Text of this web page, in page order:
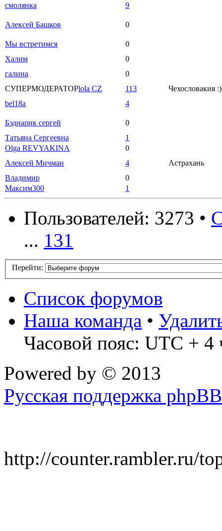
смолянка
9
Алексей Башков 0
Мы встретимся
0
Халим
0
галина
0
СУПЕРМОДЕРАТОРlola CZ 113
Чехословакия :)
bel18a
4
Бэднарик сергей
0
Татьяна Сергеевна
1
Olga REVYAKINA
0
Алексей Мичман
4
Астрахань
Владимир
0
Максим300
1
Пользователей: 3273 •
... 131
Перейти:
Список форумов
Наша команда •
Часовой пояс: UTC + 4
Powered by © 2013
Русская поддержка phpBB
http://counter.rambler.ru/